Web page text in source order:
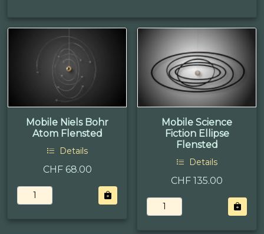
Mobile Niels Bohr
Atom Flensted
Details
CHF 68.00
Mobile Science
Fiction Ellipse
Flensted
Details
CHF 135.00